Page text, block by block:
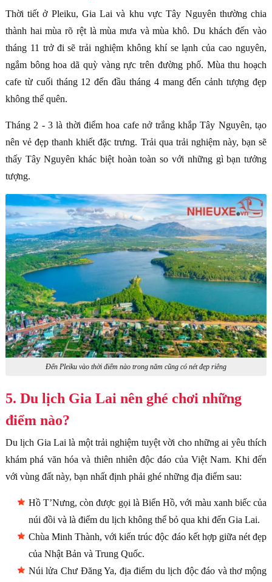
Thời tiết ở Pleiku, Gia Lai và khu vực Tây Nguyên thường chia
thành hai mùa rõ rệt là mùa mưa và mùa khô. Du khách đến vào
tháng 11 trở đi sẽ trải nghiệm không khí se lạnh của cao nguyên,
ngắm bông hoa dã quỳ vàng rực trên đường phố. Mùa thu hoạch
cafe từ cuối tháng 12 đến đầu tháng 4 mang đến cảnh tượng đẹp
không thể quên.
Tháng 2 - 3 là thời điểm hoa cafe nở trắng khắp Tây Nguyên, tạo
nên vẻ đẹp thanh khiết đặc trưng. Trải qua trải nghiệm này, bạn sẽ
thấy Tây Nguyên khác biệt hoàn toàn so với những gì bạn tưởng
tượng.
Đến Pleiku vào thời điểm nào trong năm cũng có nét đẹp riêng
5. Du lịch Gia Lai nên ghé chơi những
điểm nào?
Du lịch Gia Lai là một trải nghiệm tuyệt vời cho những ai yêu thích
khám phá văn hóa và thiên nhiên độc đáo của Việt Nam. Khi đến
với vùng đất này, bạn nhất định phải ghé những địa điểm sau:
Hồ T’Nưng, còn được gọi là Biển Hồ, với màu xanh biếc của
núi đồi và là điểm du lịch không thể bỏ qua khi đến Gia Lai.
Chùa Minh Thành, với kiến trúc độc đáo kết hợp giữa nét đẹp
của Nhật Bản và Trung Quốc.
Núi lửa Chư Đăng Ya, địa điểm du lịch độc đáo và thơ mộng